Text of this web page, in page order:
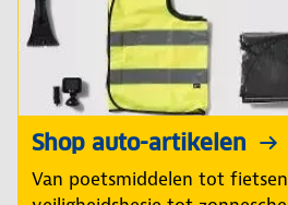
Shop auto-artikelen
Van poetsmiddelen tot